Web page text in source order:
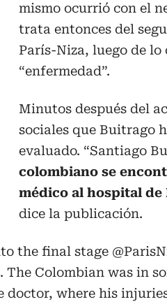
mismo ocurrió con el
trata entonces del
París-Niza, luego de
“enfermedad”.
Minutos después del
sociales que Buitrago
evaluado. “Santiago
colombiano se
médico al hospital de
dice la publicación.
the final stage
The Colombian was in
doctor, where his